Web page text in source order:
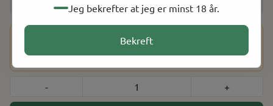
Jeg bekrefter at jeg er minst 18 år.
Bekreft
Dette produktet har en aldersbegrensning på 18 år. Etter at
du har fullført kjøpet, vil du bli bedt om å bekrefte alderen
- +